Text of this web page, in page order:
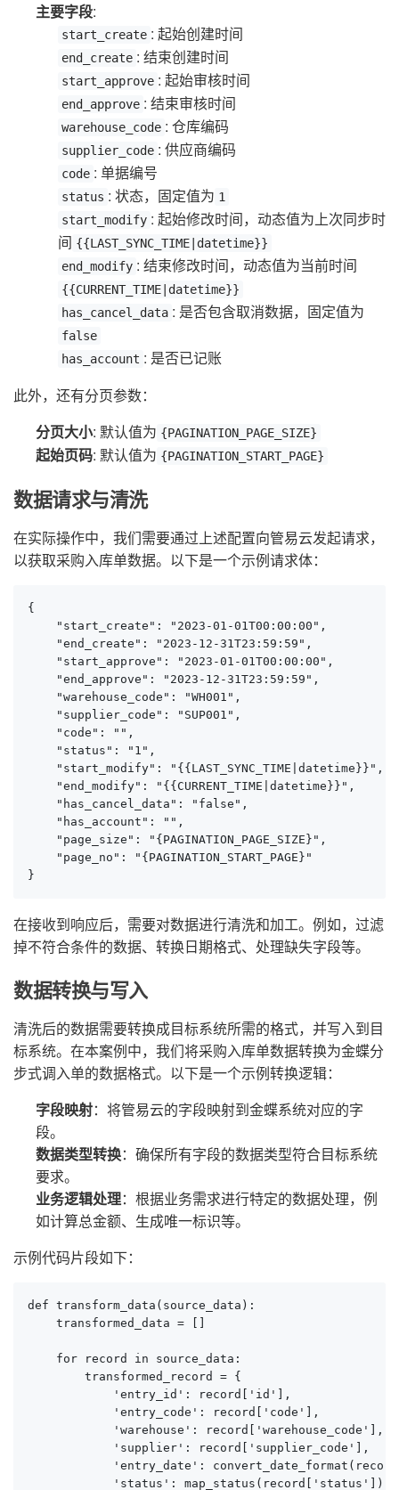
主要字段:
start_create : 起始创建时间
end_create : 结束创建时间
start_approve : 起始审核时间
end_approve : 结束审核时间
warehouse_code : 仓库编码
supplier_code : 供应商编码
code : 单据编号
status : 状态，固定值为 1
start_modify : 起始修改时间，动态值为上次同步时
间 {{LAST_SYNC_TIME|datetime}}
end_modify : 结束修改时间，动态值为当前时间
{{CURRENT_TIME|datetime}}
has_cancel_data : 是否包含取消数据，固定值为
false
has_account : 是否已记账
此外，还有分页参数：
分页大小: 默认值为 {PAGINATION_PAGE_SIZE}
起始页码: 默认值为 {PAGINATION_START_PAGE}
数据请求与清洗
在实际操作中，我们需要通过上述配置向管易云发起请求，
以获取采购入库单数据。以下是一个示例请求体：
{
    "start_create": "2023-01-01T00:00:00",
    "end_create": "2023-12-31T23:59:59",
    "start_approve": "2023-01-01T00:00:00",
    "end_approve": "2023-12-31T23:59:59",
    "warehouse_code": "WH001",
    "supplier_code": "SUP001",
    "code": "",
    "status": "1",
    "start_modify": "{{LAST_SYNC_TIME|datetime}}",
    "end_modify": "{{CURRENT_TIME|datetime}}",
    "has_cancel_data": "false",
    "has_account": "",
    "page_size": "{PAGINATION_PAGE_SIZE}",
    "page_no": "{PAGINATION_START_PAGE}"
}
在接收到响应后，需要对数据进行清洗和加工。例如，过滤
掉不符合条件的数据、转换日期格式、处理缺失字段等。
数据转换与写入
清洗后的数据需要转换成目标系统所需的格式，并写入到目
标系统。在本案例中，我们将采购入库单数据转换为金蝶分
步式调入单的数据格式。以下是一个示例转换逻辑：
字段映射：将管易云的字段映射到金蝶系统对应的字
段。
数据类型转换：确保所有字段的数据类型符合目标系统
要求。
业务逻辑处理：根据业务需求进行特定的数据处理，例
如计算总金额、生成唯一标识等。
示例代码片段如下：
def transform_data(source_data):
    transformed_data = []
    for record in source_data:
        transformed_record = {
            'entry_id': record['id'],
            'entry_code': record['code'],
            'warehouse': record['warehouse_code'],
            'supplier': record['supplier_code'],
'entry_date':
            'status': map_status(record['status']),